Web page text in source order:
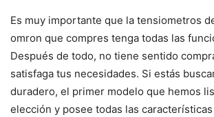
Es muy importante que la tensiometros
omron que compres tenga todas las
Después de todo, no tiene sentido
satisfaga tus necesidades. Si estás
duradero, el primer modelo que hemos
elección y posee todas las